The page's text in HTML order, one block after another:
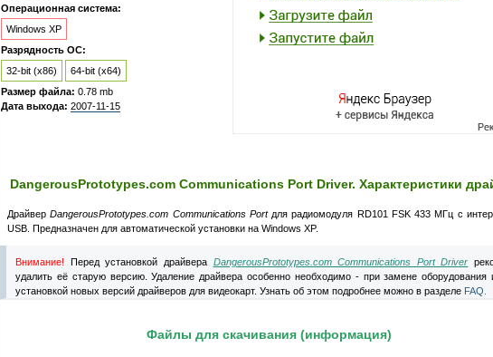
Операционная система:
Windows XP
Разрядность ОС:
32-bit (x86)
64-bit (x64)
Размер файла: 0.78 mb
Дата выхода: 2007-11-15
DangerousPrototypes.com Communications Port Driver. Характеристики
ДрайверDangerousPrototypes.com Communications Portдля радиомодуля RD101 FSK 433 МГц с
USB. Предназначен для автоматической установки на Windows XP.
Внимание! Перед установкой драйвера DangerousPrototypes.com Communications Port Driver
удалить её старую версию. Удаление драйвера особенно необходимо - при замене оборудования
установкой новых версий драйверов для видеокарт. Узнать об этом подробнее можно в разделе FAQ.
Файлы для скачивания (информация)